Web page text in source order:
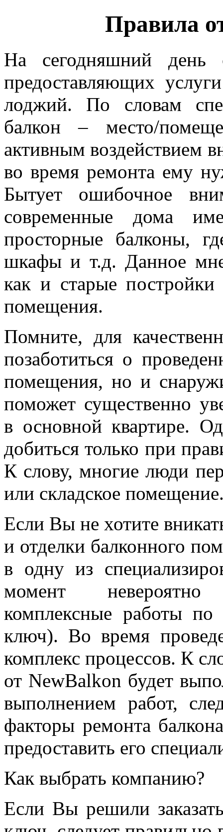
Правила
На сегодняшний день
предоставляющих
лоджий. По словам
балкон – место/
активным воздействием
во время ремонта ему
Бытует ошибочное
современные дома
просторные балконы,
шкафы и т.д. Данное
как и старые
помещения.
Помните, для
позаботиться о
помещения, но и
поможет существенно
в основной квартире.
добиться только при
К слову, многие люди
или складское
Если Вы не хотите
и отделки балконного
в одну из
момент
комплексные работы
ключ). Во время
комплекс процессов. К
от NewBalkon будет
выполнением работ,
факторы ремонта
предоставить его
Как выбрать компанию?
Если Вы решили